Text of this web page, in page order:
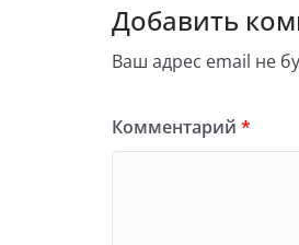
Добавить
Ваш адрес email не
Комментарий *